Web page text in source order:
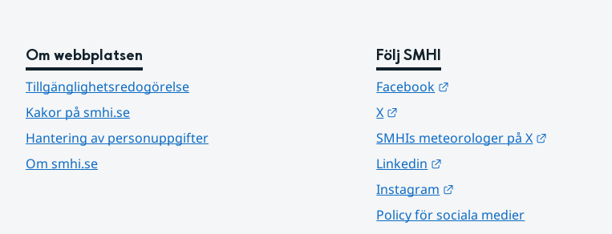
Om webbplatsen
Tillgänglighetsredogörelse
Kakor på smhi.se
Hantering av personuppgifter
Om smhi.se
Följ SMHI
Facebook
X
SMHIs meteorologer på X
Linkedin
Instagram
Policy för sociala medier